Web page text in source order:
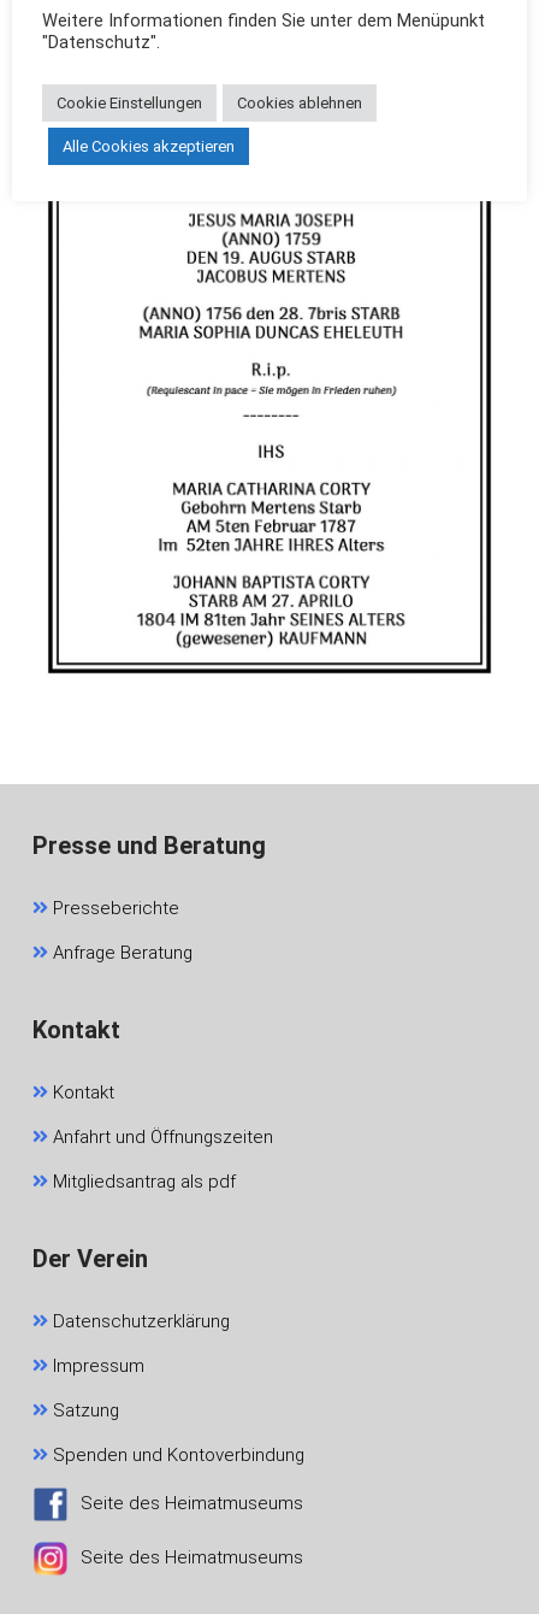
Knochen mit einem darüberliegenden
Totenschädel zu erahnen sind.
Inke Kuster
Presse und Beratung
Presseberichte
Anfrage Beratung
Kontakt
Kontakt
Anfahrt und Öffnungszeiten
Mitgliedsantrag als pdf
Der Verein
Datenschutzerklärung
Impressum
Satzung
Spenden und Kontoverbindung
Seite des Heimatmuseums
Seite des Heimatmuseums
Weitere Informationen finden Sie unter dem Menüpunkt
"Datenschutz".
Cookie Einstellungen Cookies ablehnen
Alle Cookies akzeptieren